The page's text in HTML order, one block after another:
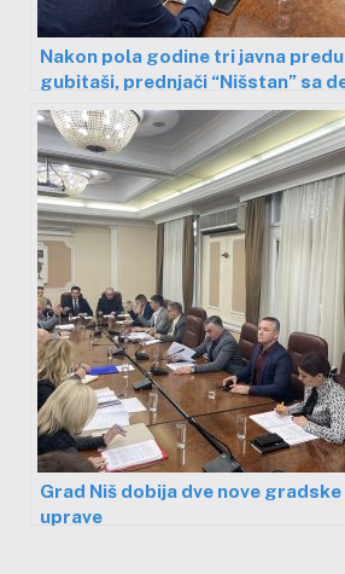
Nakon pola godine tri javna
gubitaši, prednjači “Nišstan” sa
miliona u minusu
Grad Niš dobija dve nove gradske
uprave